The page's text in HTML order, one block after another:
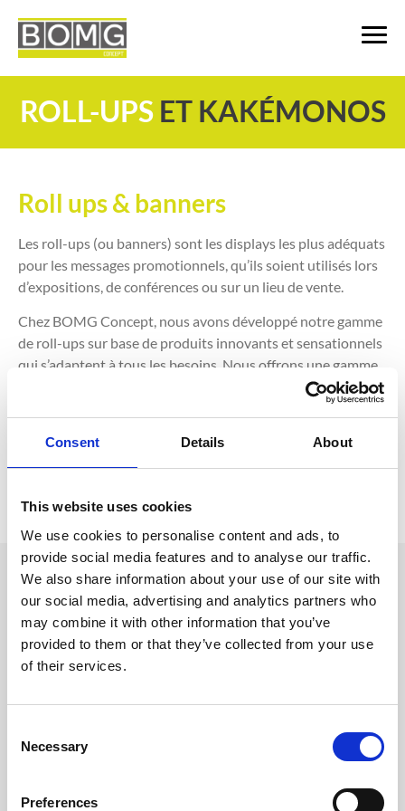
Consent Details About
This website uses cookies
We use cookies to personalise content and ads, to
provide social media features and to analyse our traffic.
We also share information about your use of our site with
our social media, advertising and analytics partners who
may combine it with other information that you’ve
provided to them or that they’ve collected from your use
of their services.
Selection
Necessary
Preferences
ROLL-UPS ET KAKÉMONOS
Roll ups & banners
Les roll-ups (ou banners) sont les displays les plus adéquats
pour les messages promotionnels, qu’ils soient utilisés lors
d’expositions, de conférences ou sur un lieu de vente.
Chez BOMG Concept, nous avons développé notre gamme
de roll-ups sur base de produits innovants et sensationnels
qui s’adaptent à tous les besoins. Nous offrons une gamme
complète : roll-up avec visuel tendu, banners pour extérieur,
Ultra-légers (à peine 4 kg), ils se transportent facilement
Faciles à utiliser
Nos roll-ups ont des totems avec enrouleur qui se déploient
ou se rétractent très facilement. Le visuel numérique
s’enroule et se range dans la base de la structure.
sont disponibles avec ou sans plastification.
Vous souhaitez remplacer le visuel ? Il suffit de nous